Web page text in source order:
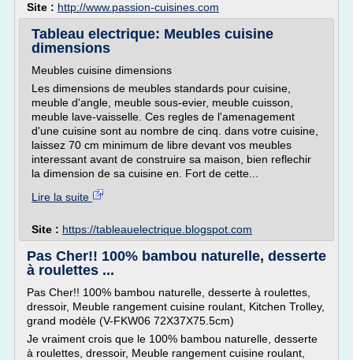
Site : http://www.passion-cuisines.com
Tableau electrique: Meubles cuisine
dimensions
Meubles cuisine dimensions
Les dimensions de meubles standards pour cuisine,
meuble d'angle, meuble sous-evier, meuble cuisson,
meuble lave-vaisselle. Ces regles de l'amenagement
d'une cuisine sont au nombre de cinq. dans votre cuisine,
laissez 70 cm minimum de libre devant vos meubles
interessant avant de construire sa maison, bien reflechir
la dimension de sa cuisine en. Fort de cette...
Lire la suite
Site : https://tableauelectrique.blogspot.com
Pas Cher!! 100% bambou naturelle, desserte
à roulettes ...
Pas Cher!! 100% bambou naturelle, desserte à roulettes,
dressoir, Meuble rangement cuisine roulant, Kitchen Trolley,
grand modèle (V-FKW06 72X37X75.5cm)
Je vraiment crois que le 100% bambou naturelle, desserte
à roulettes, dressoir, Meuble rangement cuisine roulant,